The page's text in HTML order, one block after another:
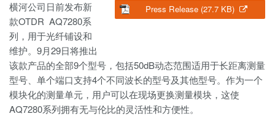
Press Release (27.7 KB)
横河公司日前发布新
款OTDR AQ7280系
列，用于光纤铺设和
维护。9月29日将推出
该款产品的全部9个型号，包括50dB动态范围适用于长距离测量
型号、单个端口支持4个不同波长的型号及其他型号。作为一个
模块化的测量单元，用户可以在现场更换测量模块，这使
AQ7280系列拥有无与伦比的灵活性和方便性。